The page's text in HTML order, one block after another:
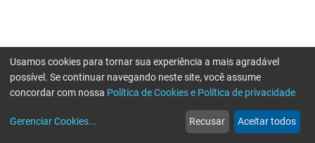
web
Notícias
more_horiz
Mais
Usamos cookies para tornar sua experiência a mais agradável
possível. Se continuar navegando neste site, você assume
concordar com nossa Política de Cookies e Política de privacidade
Gerenciar Cookies... Recusar Aceitar todos
Erro ao enviar informações, por favor tente novamente